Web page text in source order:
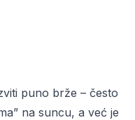
puno brže – često
na suncu, a već je